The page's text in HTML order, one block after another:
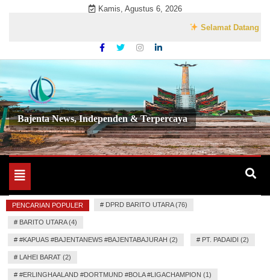
Kamis, Agustus 6, 2026
Selamat Datang di
Bajenta News, Independen & Terpercaya
Toggle
navigation
PENCARIAN POPULER # DPRD BARITO UTARA (76)
# BARITO UTARA (4)
# #KAPUAS #BAJENTANEWS #BAJENTABAJURAH (2) # PT. PADAIDI (2)
# LAHEI BARAT (2)
# #ERLINGHAALAND #DORTMUND #BOLA #LIGACHAMPION (1)